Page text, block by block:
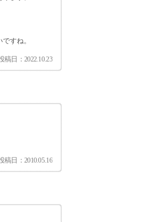
すね。
稿日：2022.10.23
稿日：2010.05.16